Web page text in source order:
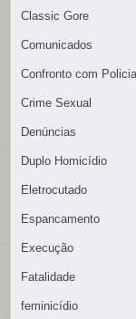
Classic Gore
Comunicados
Confronto com
Crime Sexual
Denúncias
Duplo Homicídio
Eletrocutado
Espancamento
Execução
Fatalidade
feminicídio